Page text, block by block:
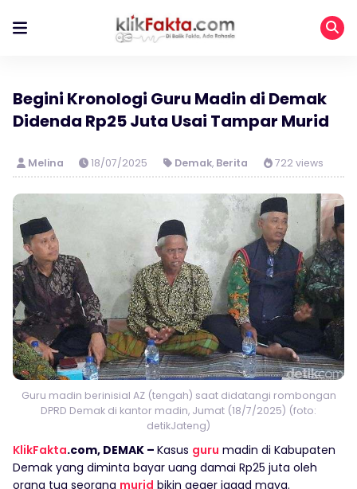
Begini Kronologi Guru Madin di Demak
Didenda Rp25 Juta Usai Tampar Murid
Melina 18/07/2025 Demak, Berita 722 views
Guru madin berinisial AZ (tengah) saat didatangi rombongan
DPRD Demak di kantor madin, Jumat (18/7/2025) (foto:
detikJateng)
KlikFakta.com, DEMAK – Kasus guru madin di Kabupaten
Demak yang diminta bayar uang damai Rp25 juta oleh
orang tua seorang murid bikin geger jagad maya.